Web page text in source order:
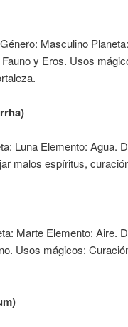
Género: Masculino
y Eros. Usos
Luna Elemento: Agua.
malos espíritus,
Marte Elemento: Aire.
Usos mágicos: